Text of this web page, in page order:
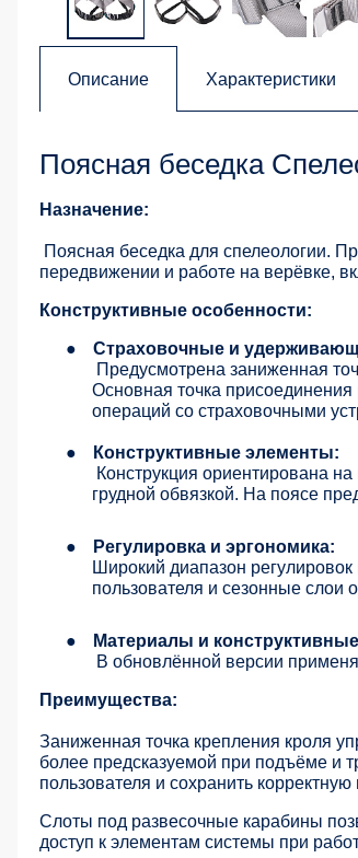
Описание Характеристики
Поясная беседка
Назначение:
Поясная беседка для спелеологии.
передвижении и работе на верёвке,
Конструктивные особенности:
●
Страховочные и
Предусмотрена заниженная
Основная точка
операций со страховочными
●
Конструктивные элементы:
Конструкция ориентирована
грудной обвязкой. На поясе
●
Регулировка и эргономика:
Широкий диапазон
пользователя и сезонные слои
●
Материалы и
В обновлённой версии
Преимущества:
Заниженная точка крепления кроля
более предсказуемой при подъёме и
пользователя и сохранить
Слоты под развесочные карабины
доступ к элементам системы при